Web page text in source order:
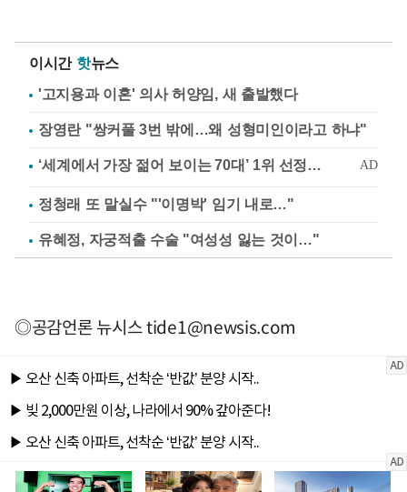
이시간 핫뉴스
'고지용과 이혼' 의사 허양임, 새 출발했다
장영란 "쌍커풀 3번 밖에…왜 성형미인이라고 하냐"
정청래 또 말실수 "'이명박' 임기 내로…"
유혜정, 자궁적출 수술 "여성성 잃는 것이…"
◎공감언론 뉴시스tide1@newsis.com